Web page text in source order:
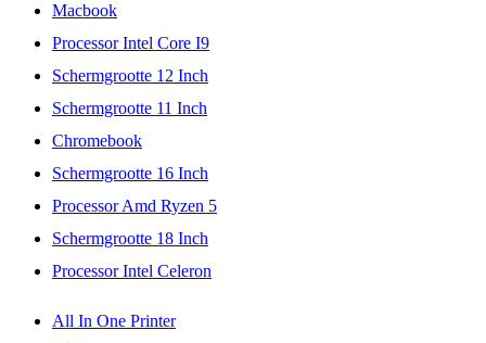
Macbook
Processor Intel Core I9
Schermgrootte 12 Inch
Schermgrootte 11 Inch
Chromebook
Schermgrootte 16 Inch
Processor Amd Ryzen 5
Schermgrootte 18 Inch
Processor Intel Celeron
All In One Printer